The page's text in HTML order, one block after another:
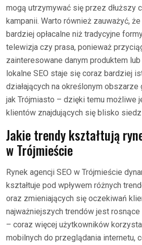
mogą utrzymywać się przez dłuższy
kampanii. Warto również zauważyć, że
bardziej opłacalne niż tradycyjne
telewizja czy prasa, ponieważ
zainteresowane danym produktem lub
lokalne SEO staje się coraz bardziej
działających na określonym
jak Trójmiasto – dzięki temu możliwe
klientów znajdujących się blisko
Jakie trendy kształtują
w Trójmieście
Rynek agencji SEO w Trójmieście
kształtuje pod wpływem różnych
oraz zmieniających się oczekiwań
najważniejszych trendów jest
– coraz więcej użytkowników
mobilnych do przeglądania internetu,